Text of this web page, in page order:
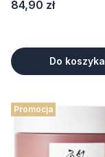
Cena
84,90 zł
Do koszyka
Promocja